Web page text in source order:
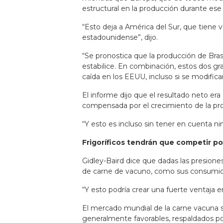
estructural en la producción durante
“Esto deja a América del Sur, que tiene
estadounidense”, dijo.
“Se pronostica que la producción de
estabilice. En combinación, estos dos
caída en los EEUU, incluso si se
El informe dijo que el resultado neto
compensada por el crecimiento de la
“Y esto es incluso sin tener en cuenta
Frigoríficos tendrán que competir
Gidley-Baird dice que dadas las
de carne de vacuno, como sus
“Y esto podría crear una fuerte ventaja
El mercado mundial de la carne
generalmente favorables, respaldados